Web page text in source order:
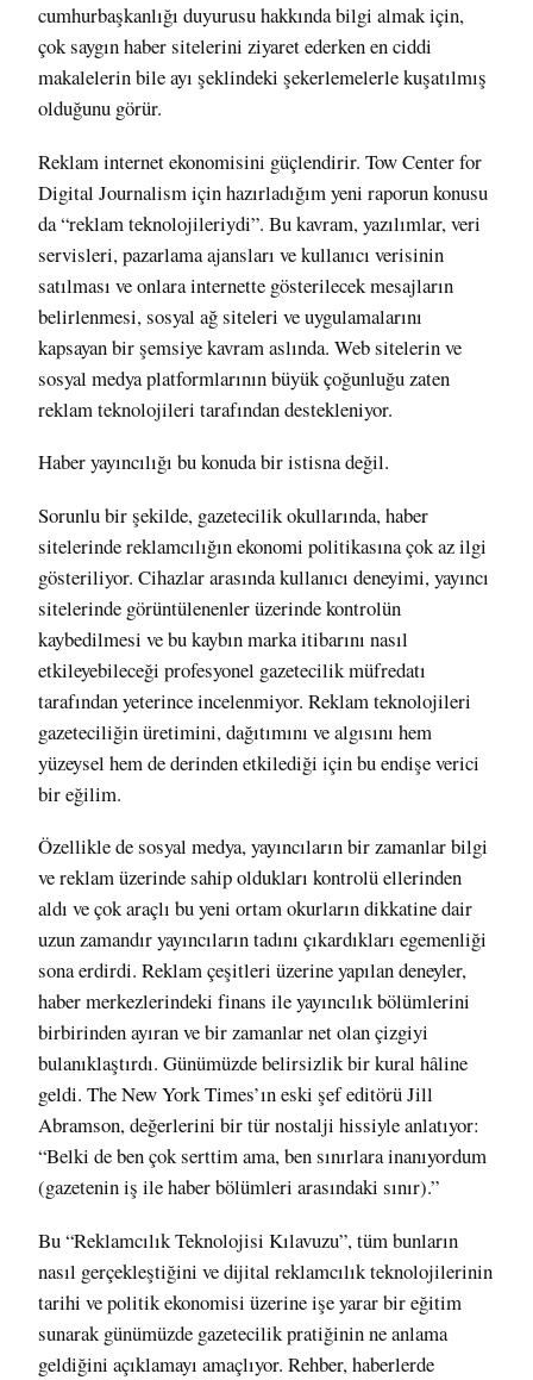
cumhurbaşkanlığı duyurusu hakkında bilgi almak için,
çok saygın haber sitelerini ziyaret ederken en ciddi
makalelerin bile ayı şeklindeki şekerlemelerle kuşatılmış
olduğunu görür.
Reklam internet ekonomisini güçlendirir. Tow Center for
Digital Journalism için hazırladığımyeni raporun konusu
da “reklam teknolojileriydi”. Bu kavram, yazılımlar, veri
servisleri, pazarlama ajansları ve kullanıcı verisinin
satılması ve onlara internette gösterilecek mesajların
belirlenmesi, sosyal ağ siteleri ve uygulamalarını
kapsayan bir şemsiye kavram aslında. Web sitelerin ve
sosyal medya platformlarının büyük çoğunluğu zaten
reklam teknolojileri tarafından destekleniyor.
Haber yayıncılığı bu konuda bir istisna değil.
Sorunlu bir şekilde, gazetecilik okullarında, haber
sitelerinde reklamcılığın ekonomi politikasına çok az ilgi
gösteriliyor. Cihazlar arasında kullanıcı deneyimi, yayıncı
sitelerinde görüntülenenler üzerinde kontrolün
kaybedilmesi ve bu kaybın marka itibarını nasıl
etkileyebileceği profesyonel gazetecilik müfredatı
tarafından yeterince incelenmiyor. Reklam teknolojileri
gazeteciliğin üretimini, dağıtımını ve algısını hem
yüzeysel hem de derinden etkilediği için bu endişe verici
bir eğilim.
Özellikle de sosyal medya, yayıncıların bir zamanlar bilgi
ve reklam üzerinde sahip oldukları kontrolü ellerinden
aldı ve çok araçlı bu yeni ortam okurların dikkatine dair
uzun zamandır yayıncıların tadını çıkardıkları egemenliği
sona erdirdi. Reklam çeşitleri üzerine yapılan deneyler,
haber merkezlerindeki finans ile yayıncılık bölümlerini
birbirinden ayıran ve bir zamanlar net olan çizgiyi
bulanıklaştırdı. Günümüzde belirsizlik bir kural hâline
geldi. The New York Times’ın eski şef editörü Jill
Abramson, değerlerini bir tür nostalji hissiyle anlatıyor:
“Belki de ben çok serttim ama, ben sınırlara inanıyordum
(gazetenin iş ile haber bölümleri arasındaki sınır).”
Bu “Reklamcılık Teknolojisi Kılavuzu”, tüm bunların
nasıl gerçekleştiğini ve dijital reklamcılık teknolojilerinin
tarihi ve politik ekonomisi üzerine işe yarar bir eğitim
sunarak günümüzde gazetecilik pratiğinin ne anlama
geldiğini açıklamayı amaçlıyor. Rehber, haberlerde